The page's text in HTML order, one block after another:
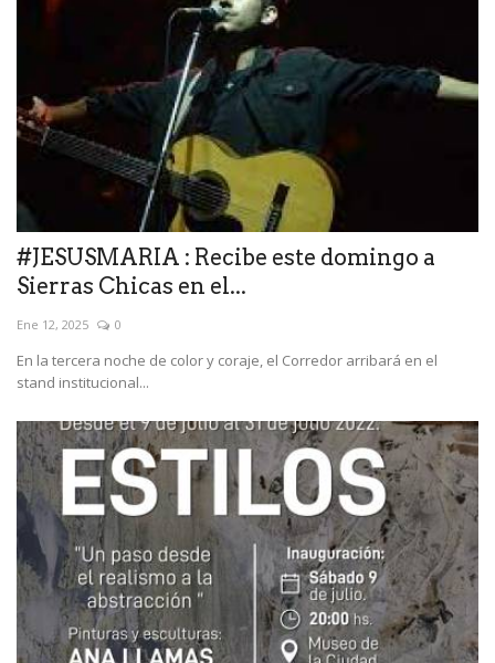
#JESUSMARIA : Recibe este domingo a
Sierras Chicas en el...
Ene 12, 2025 0
En la tercera noche de color y coraje, el Corredor arribará en el
stand institucional...